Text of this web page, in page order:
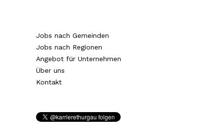
Jobs nach Gemeinden
Jobs nach Regionen
Angebot für Unternehmen
Über uns
Kontakt